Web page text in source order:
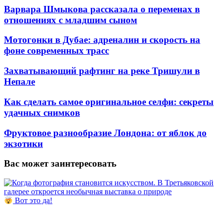
Варвара Шмыкова рассказала о переменах в
отношениях с младшим сыном
Мотогонки в Дубае: адреналин и скорость на
фоне современных трасс
Захватывающий рафтинг на реке Тришули в
Непале
Как сделать самое оригинальное селфи: секреты
удачных снимков
Фруктовое разнообразие Лондона: от яблок до
экзотики
Вас может заинтересовать
Вот это да!